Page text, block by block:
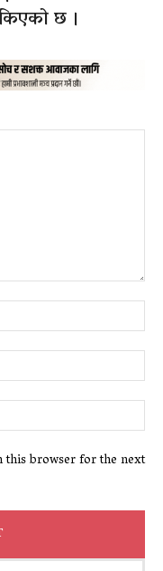
छ ।
this browser for the next